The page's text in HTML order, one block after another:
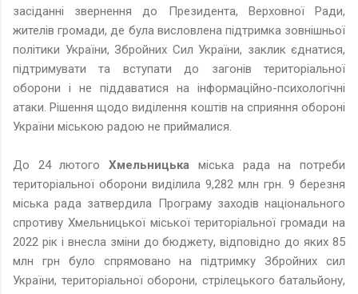
засіданні звернення до Президента, Верховної Ради,
жителів громади, де була висловлена підтримка зовнішньої
політики України, Збройних Сил України, заклик єднатися,
підтримувати та вступати до загонів територіальної
оборони і не піддаватися на інформаційно-психологічні
атаки. Рішення щодо виділення коштів на сприяння обороні
України міською радою не приймалися.
До 24 лютогоХмельницька міська рада на потреби
територіальної оборони виділила 9,282 млн грн. 9 березня
міська рада затвердила Програму заходів національного
спротиву Хмельницької міської територіальної громади на
2022 рік і внесла зміни до бюджету, відповідно до яких 85
млн грн було спрямовано на підтримку Збройних сил
України, територіальної оборони, стрілецького батальйону,